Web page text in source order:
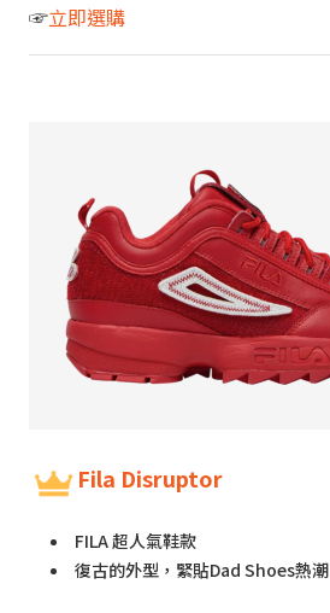
☞立即選購
Fila Disruptor
FILA 超人氣鞋款
復古的外型，緊貼Dad Shoes熱潮